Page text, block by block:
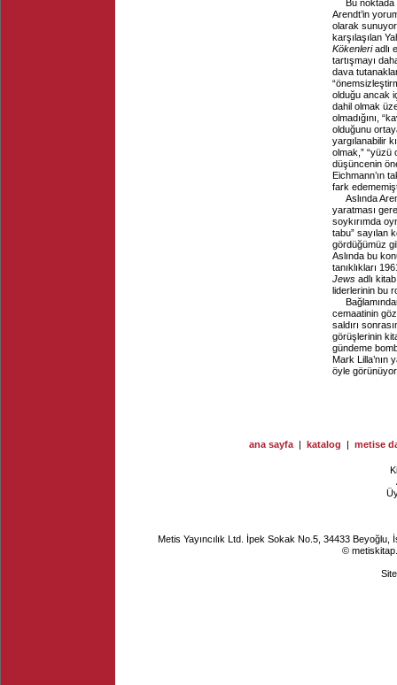
Bu noktada
Arendt’in
olarak
karşılaşılan
Kökenleriadlı
tartışmayı
dava
olduğu ancak
dahil olmak
olmadığını,
olduğunu
yargılanabilir
olmak,” “yüzü
düşüncenin
Eichmann’ın
fark
Aslında
yaratması
soykırımda
tabu” sayılan
gördüğümüz
Aslında bu
tanıklıkları
Jews adlı
liderlerinin bu
cemaatinin
saldırı
görüşlerinin
gündeme
Mark Lilla’nın
öyle görünüyor
ana sayfa | katalog | metise
Metis Yayıncılık Ltd. İpek Sokak No.5, 34433
©